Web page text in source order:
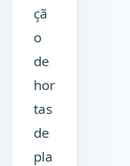
çã
o
de
hor
tas
de
pla